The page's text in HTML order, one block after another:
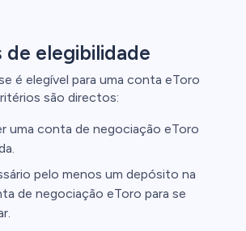
elegibilidade
é elegível para uma conta eToro
são directos:
uma conta de negociação eToro
pelo menos um depósito na
de negociação eToro para se